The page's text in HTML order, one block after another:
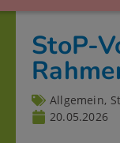
StoP-
Allgemein,
20.05.2026